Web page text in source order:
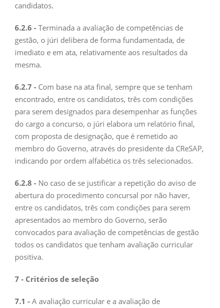
candidatos.
6.2.6 - Terminada a avaliação de competências de
gestão, o júri delibera de forma fundamentada, de
imediato e em ata, relativamente aos resultados da
mesma.
6.2.7 - Com base na ata final, sempre que se tenham
encontrado, entre os candidatos, três com condições
para serem designados para desempenhar as funções
do cargo a concurso, o júri elabora um relatório final,
com proposta de designação, que é remetido ao
membro do Governo, através do presidente da CReSAP,
indicando por ordem alfabética os três selecionados.
6.2.8 - No caso de se justificar a repetição do aviso de
abertura do procedimento concursal por não haver,
entre os candidatos, três com condições para serem
apresentados ao membro do Governo, serão
convocados para avaliação de competências de gestão
todos os candidatos que tenham avaliação curricular
positiva.
7 - Critérios de seleção
7.1 - A avaliação curricular e a avaliação de